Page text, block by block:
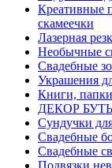
Креативные
скамеечки
Лазерная
Необычные
Свадебные
Украшения
Книги,
ДЕКОР
Сундучки
Свадебные
Свадебные